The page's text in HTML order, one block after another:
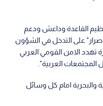
القاعدة وداعش ودعم
على التدخل في الشؤون
تهدد الامن القومي العربي
المجتمعات العربية".
والبحرية امام كل وسائل